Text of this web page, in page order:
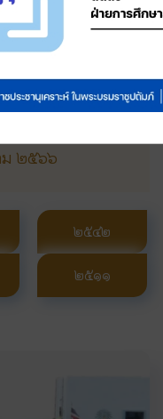
ราชูปถัมภ์ ผู้บริหาร
คราะห์
ยเสด็จพระราชกุศล
ลนิธิ ฯ
ห์ ฯ ก่อตั้งมาครบ ๖๐
พระราชวังดุสิต
๒๕๖๖
๒๕๔๒
๒๕๑๑